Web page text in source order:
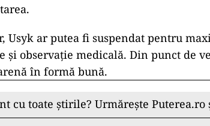
ar putea fi suspendat pentru
observație medicală. Din punct de
în formă bună.
cu toate știrile? Urmărește Puterea.ro